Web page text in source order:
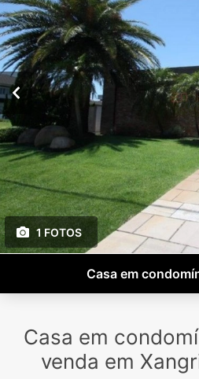
1 FOTOS
Casa em
Casa em
venda em